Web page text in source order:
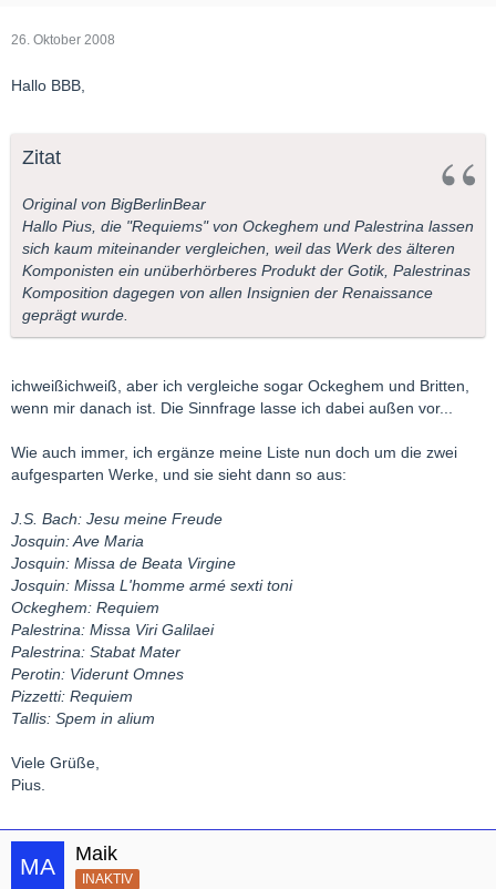
26. Oktober 2008
Hallo BBB,
Zitat
Original von BigBerlinBear
Hallo Pius, die "Requiems" von Ockeghem und Palestrina lassen
sich kaum miteinander vergleichen, weil das Werk des älteren
Komponisten ein unüberhörberes Produkt der Gotik, Palestrinas
Komposition dagegen von allen Insignien der Renaissance
geprägt wurde.
ichweißichweiß, aber ich vergleiche sogar Ockeghem und Britten,
wenn mir danach ist. Die Sinnfrage lasse ich dabei außen vor...
Wie auch immer, ich ergänze meine Liste nun doch um die zwei
aufgesparten Werke, und sie sieht dann so aus:
J.S. Bach: Jesu meine Freude
Josquin: Ave Maria
Josquin: Missa de Beata Virgine
Josquin: Missa L'homme armé sexti toni
Ockeghem: Requiem
Palestrina: Missa Viri Galilaei
Palestrina: Stabat Mater
Perotin: Viderunt Omnes
Pizzetti: Requiem
Tallis: Spem in alium
Viele Grüße,
Pius.
Maik
INAKTIV